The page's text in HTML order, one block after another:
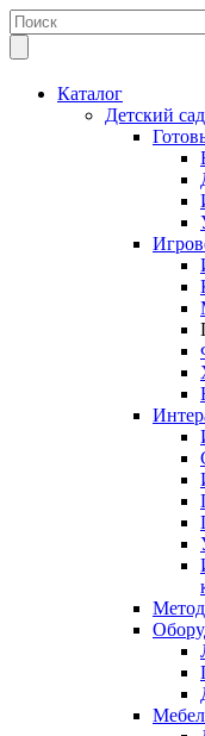
Каталог
Детский сад